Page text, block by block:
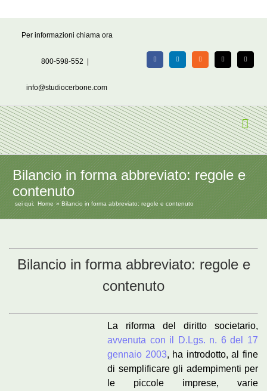
Per informazioni chiama ora
800-598-552
info@studiocerbone.com
FacebookLinkedIn Rss X Email
Bilancio in forma abbreviato: regole e
contenuto
sei qui: Home Bilancio in forma abbreviato: regole e contenuto
Bilancio in forma abbreviato: regole e
contenuto
La riforma del diritto societario,
avvenuta con il D.Lgs. n. 6 del 17
gennaio 2003, ha introdotto, al fine
di semplificare gli adempimenti per
le piccole imprese, varie